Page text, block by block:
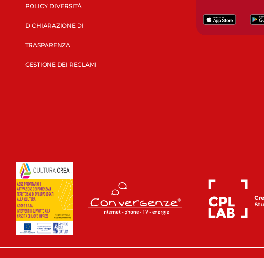
POLICY DIVERSITÀ
DICHIARAZIONE DI
TRASPARENZA
GESTIONE DEI RECLAMI